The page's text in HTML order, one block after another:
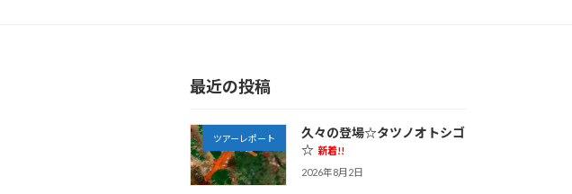
最近の投稿
ツアーレポート
久々の登場☆タツノオトシゴ
☆ 新着!!
2026年8月2日